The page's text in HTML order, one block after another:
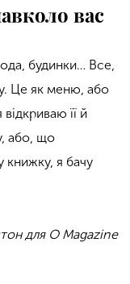
вас
будинки… Все,
Це як меню, або
її й
або, що
книжку, я бачу
для O Magazine